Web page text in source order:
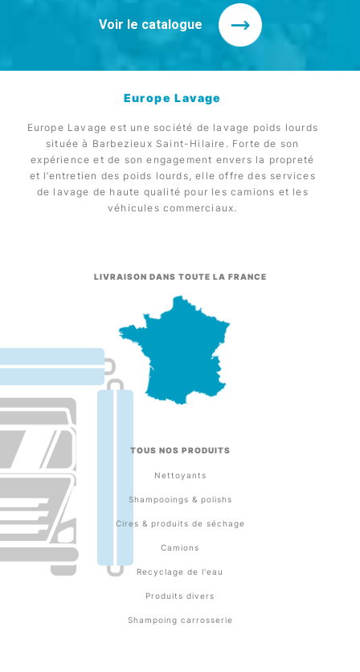
Voir le catalogue
Europe Lavage
Europe Lavage est une société de lavage poids lourds
située à Barbezieux Saint-Hilaire. Forte de son
expérience et de son engagement envers la propreté
et l’entretien des poids lourds, elle offre des services
de lavage de haute qualité pour les camions et les
véhicules commerciaux.
LIVRAISON DANS TOUTE LA FRANCE
TOUS NOS PRODUITS
Nettoyants
Shampooings & polishs
Cires & produits de séchage
Camions
Recyclage de l'eau
Produits divers
Shampoing carrosserie